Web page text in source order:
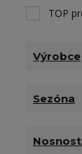
TOP
Výrobce
Sezóna